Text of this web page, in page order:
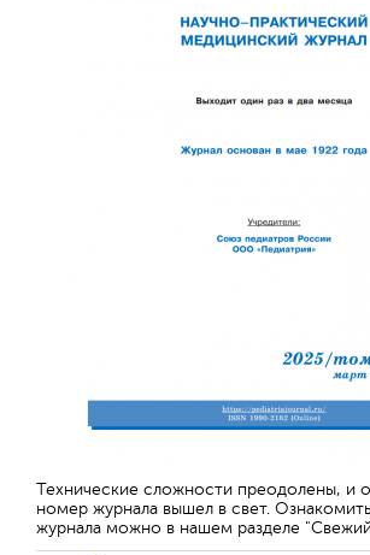
Технические сложности преодолены, и
номер журнала вышел в свет.
журнала можно в нашем разделе